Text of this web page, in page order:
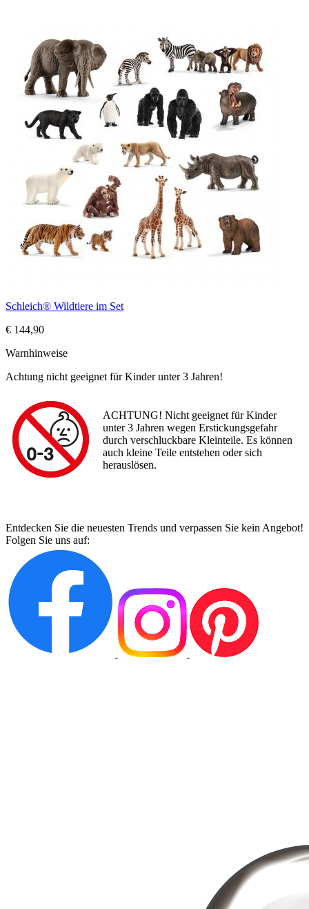
Schleich® Wildtiere im Set
€ 144,90
Warnhinweise
Achtung nicht geeignet für Kinder unter 3 Jahren!
ACHTUNG! Nicht geeignet für Kinder
unter 3 Jahren wegen Erstickungsgefahr
durch verschluckbare Kleinteile. Es können
auch kleine Teile entstehen oder sich
herauslösen.
Entdecken Sie die neuesten Trends und verpassen Sie kein Angebot!
Folgen Sie uns auf: